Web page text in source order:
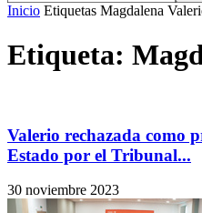
Inicio Etiquetas Magdalena
Etiqueta:
Valerio rechazada como
Estado por el Tribunal...
30 noviembre 2023